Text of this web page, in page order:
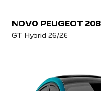
NOVO PEUGEOT 208
GT Hybrid 26/26